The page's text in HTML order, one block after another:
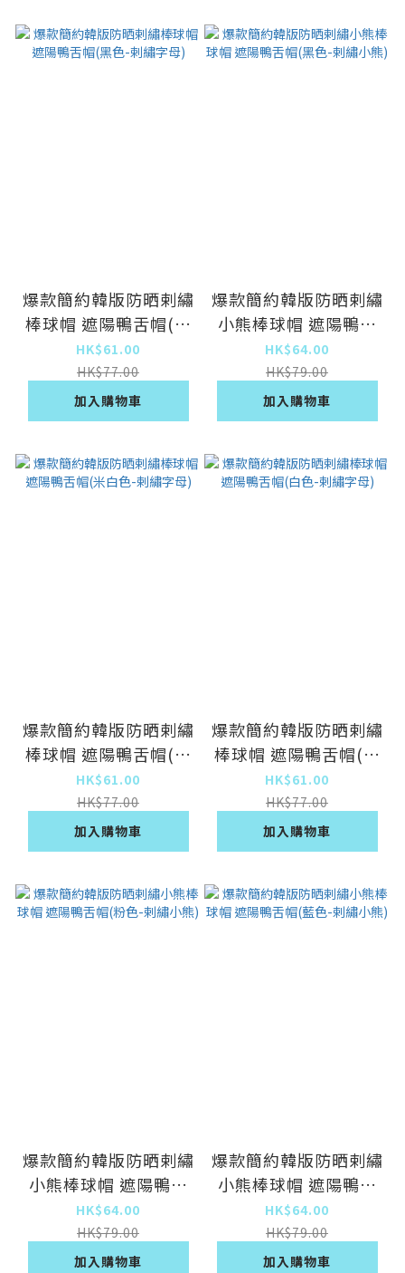
爆款簡約韓版防晒剌繡
棒球帽 遮陽鴨舌帽(黑
色-剌繡字母)
HK$61.00
HK$77.00
加入購物車
爆款簡約韓版防晒剌繡
小熊棒球帽 遮陽鴨舌
帽(黑色-剌繡小熊)
HK$64.00
HK$79.00
加入購物車
爆款簡約韓版防晒剌繡
棒球帽 遮陽鴨舌帽(米
白色-剌繡字母)
HK$61.00
HK$77.00
加入購物車
爆款簡約韓版防晒剌繡
棒球帽 遮陽鴨舌帽(白
色-剌繡字母)
HK$61.00
HK$77.00
加入購物車
爆款簡約韓版防晒剌繡
小熊棒球帽 遮陽鴨舌
帽(粉色-剌繡小熊)
HK$64.00
HK$79.00
加入購物車
爆款簡約韓版防晒剌繡
小熊棒球帽 遮陽鴨舌
帽(藍色-剌繡小熊)
HK$64.00
HK$79.00
加入購物車